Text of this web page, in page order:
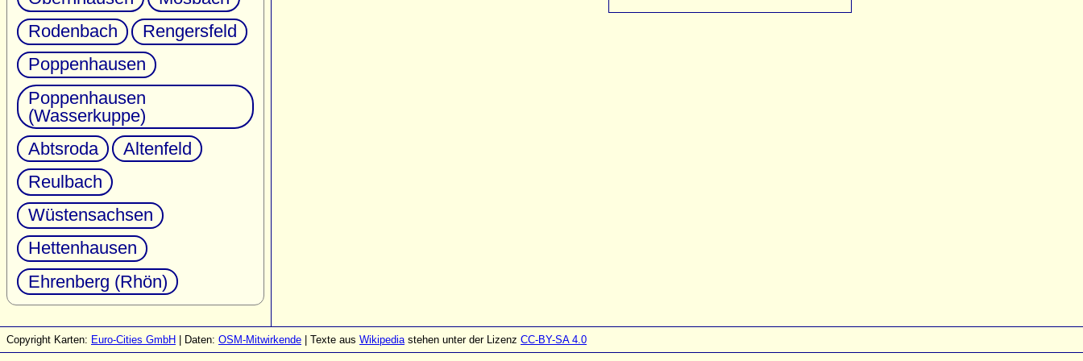
Rodenbach
Rengersfeld
Poppenhausen
Poppenhausen
(Wasserkuppe)
Abtsroda
Altenfeld
Reulbach
Wüstensachsen
Hettenhausen
Ehrenberg (Rhön)
Copyright Karten: Euro-Cities GmbH | Daten: OSM-Mitwirkende | Texte aus Wikipediastehen unter der Lizenz CC-BY-SA 4.0